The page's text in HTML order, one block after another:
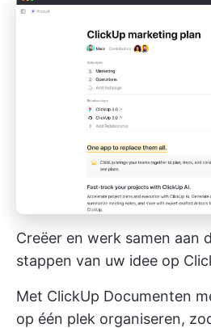
Creëer en werk samen aan
stappen van uw idee op
Met ClickUp Documenten
op één plek organiseren,